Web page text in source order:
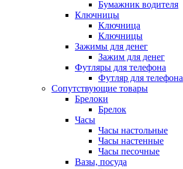
Бумажник водителя
Ключницы
Ключница
Ключницы
Зажимы для денег
Зажим для денег
Футляры для телефона
Футляр для телефона
Сопутствующие товары
Брелоки
Брелок
Часы
Часы настольные
Часы настенные
Часы песочные
Вазы, посуда